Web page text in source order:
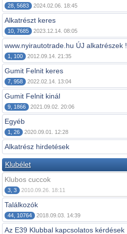
28, 5683 2024.02.06. 18:45
Alkatrészt keres
10, 7685 2023.12.14. 08:05
www.nyirautotrade.hu ÚJ alkatrészek !
1, 100 2012.09.14. 21:35
Gumit Felnit keres
7, 958 2022.02.14. 13:04
Gumit Felnit kinál
9, 1866 2021.09.02. 20:06
Egyéb
1, 26 2020.09.01. 12:28
Alkatrész hirdetések
Klubélet
Klubos cuccok
3, 3 2010.09.26. 18:11
Találkozók
44, 10764 2018.09.03. 14:39
Az E39 Klubbal kapcsolatos kérdések